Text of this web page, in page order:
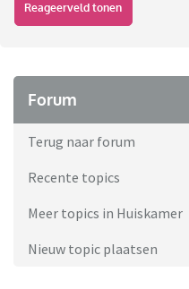
Reageerveld tonen
Forum
Terug naar forum
Recente topics
Meer topics in Huiskamer
Nieuw topic plaatsen